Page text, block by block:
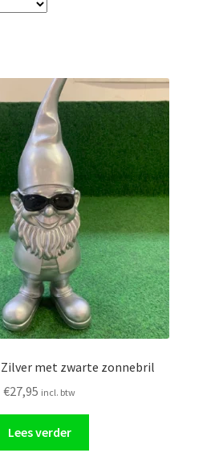
met zwarte zonnebril
€27,95 incl. btw
Lees verder